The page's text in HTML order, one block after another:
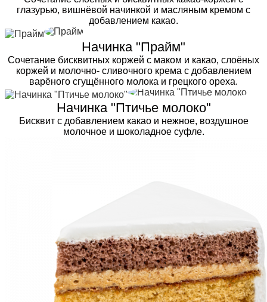
глазурью, вишнёвой начинкой и масляным кремом с
добавлением какао.
Начинка "Прайм"
Сочетание бисквитных коржей с маком и какао, слоёных
коржей и молочно- сливочного крема с добавлением
варёного сгущённого молока и грецкого ореха.
Начинка "Птичье молоко"
Бисквит с добавлением какао и нежное, воздушное
молочное и шоколадное суфле.